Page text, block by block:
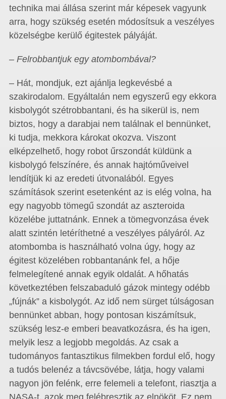
technika mai állása szerint már képesek vagyunk
arra, hogy szükség esetén módosítsuk a veszélyes
közelségbe kerülő égitestek pályáját.
– Felrobbantjuk egy atombombával?
– Hát, mondjuk, ezt ajánlja legkevésbé a
szakirodalom. Egyáltalán nem egyszerű egy ekkora
kisbolygót szétrobbantani, és ha sikerül is, nem
biztos, hogy a darabjai nem találnak el bennünket,
ki tudja, mekkora károkat okozva. Viszont
elképzelhető, hogy robot űrszondát küldünk a
kisbolygó felszínére, és annak hajtóműveivel
lendítjük ki az eredeti útvonalából. Egyes
számítások szerint esetenként az is elég volna, ha
egy nagyobb tömegű szondát az aszteroida
közelébe juttatnánk. Ennek a tömegvonzása évek
alatt szintén letéríthetné a veszélyes pályáról. Az
atombomba is használható volna úgy, hogy az
égitest közelében robbantanánk fel, a hője
felmelegítené annak egyik oldalát. A hőhatás
következtében felszabaduló gázok mintegy odébb
„fújnák” a kisbolygót. Az idő nem sürget túlságosan
bennünket abban, hogy pontosan kiszámítsuk,
szükség lesz-e emberi beavatkozásra, és ha igen,
melyik lesz a legjobb megoldás. Az csak a
tudományos fantasztikus filmekben fordul elő, hogy
a tudós belenéz a távcsövébe, látja, hogy valami
nagyon jön felénk, erre felemeli a telefont, riasztja a
NASA-t, azok meg felébresztik az elnököt. Ez nem